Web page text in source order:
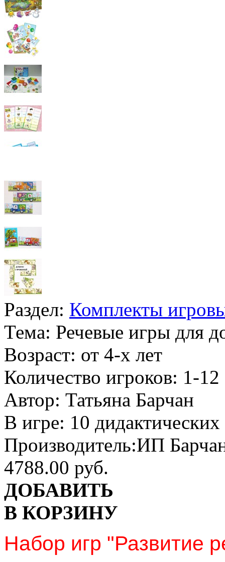
Раздел: Комплекты
Тема: Речевые игры для
Возраст: от 4-х лет
Количество игроков: 1-12
Автор: Татьяна Барчан
В игре: 10
Производитель:ИП
4788.00 руб.
ДОБАВИТЬ
В КОРЗИНУ
Набор игр "Развитие